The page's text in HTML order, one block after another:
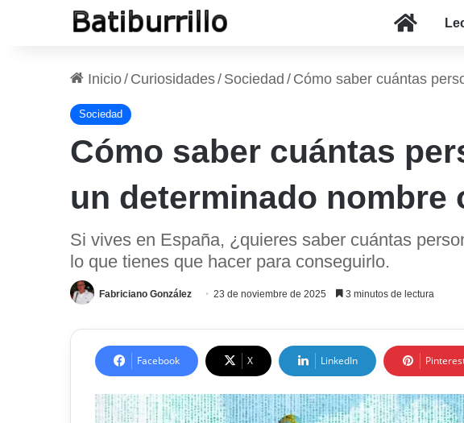
Inicio
Inicio/ Curiosidades/ Sociedad / Cómo saber cuántas
Sociedad
Cómo saber cuántas
un determinado nombre
Si vives en España, ¿quieres saber cuántas
lo que tienes que hacer para conseguirlo.
Fabriciano González 23 de noviembre de 2025 3 minutos de lectura
Facebook X LinkedIn